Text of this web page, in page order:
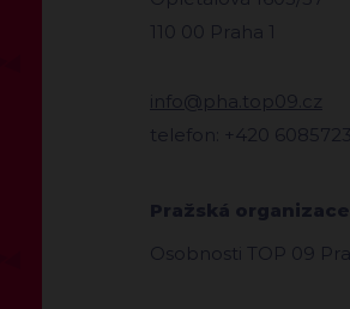
110 00 Praha 1
info@pha.top09.cz
telefon: +420
Pražská organizace
Osobnosti TOP 09